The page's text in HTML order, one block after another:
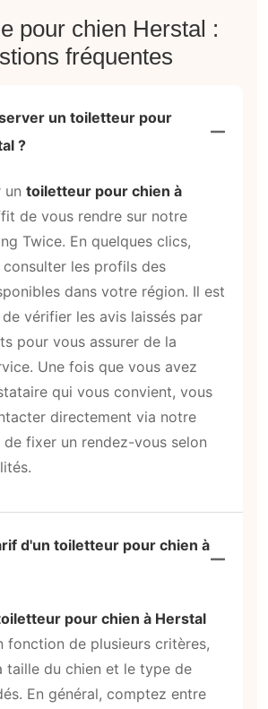
pour chien Herstal :
fréquentes
un toiletteur pour
?
un toiletteur pour chien à
de vous rendre sur notre
Twice. En quelques clics,
les profils des
dans votre région. Il est
vérifier les avis laissés par
pour vous assurer de la
Une fois que vous avez
qui vous convient, vous
directement via notre
fixer un rendez-vous selon
d'un toiletteur pour chien à
pour chien à Herstal
fonction de plusieurs critères,
taille du chien et le type de
En général, comptez entre